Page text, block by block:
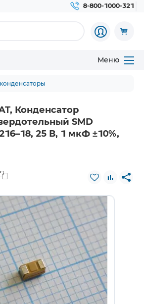
8-800-1000-321
Меню
Конденсатор
SMD
25 В, 1 мкФ ±10%,